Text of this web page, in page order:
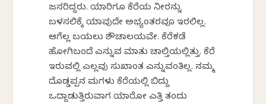
ಜನರಿದ್ದರು. ಯಾರಿಗೂ ಕೆರೆಯ ನೀರನ್ನು
ಬಳಸಲಿಕ್ಕೆ ಯಾವುದೇ ಅಭ್ಯಂತರವೂ ಇರಲಿಲ್ಲ.
ಆಗೆಲ್ಲ ಬಯಲು ಶೌಚಾಲಯವೇ. ಕೆರೆಕಡೆ
ಹೋಗಿಬಂದೆ ಎನ್ನುವ ಮಾತು ಚಾಲ್ತಿಯಲ್ಲಿತ್ತು. ಕೆರೆ
ಇರುವಲ್ಲಿ ಎಲ್ಲವು ಸುಖಾಂತ ಎನ್ನುವಂತಿಲ್ಲ. ನಮ್ಮ
ದೊಡ್ಡಪ್ಪನ ಮಗಳು ಕೆರೆಯಲ್ಲಿ ಬಿದ್ದು
ಒದ್ದಾಡುತ್ತಿರುವಾಗ ಯಾರೋ ಎತ್ತಿ ತಂದು